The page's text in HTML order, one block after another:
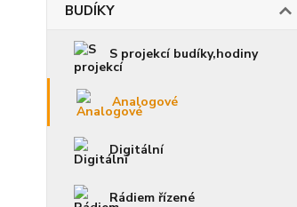
BUDÍKY
S projekcí budíky,hodiny
Analogové
Digitální
Rádiem řízené